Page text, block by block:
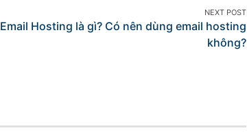
NEXT POST
Email Hosting là gì? Có nên dùng email hosting
không?